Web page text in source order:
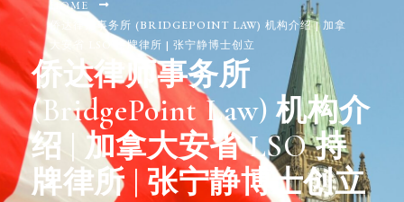
HOME
侨达律师事务所 (BRIDGEPOINT LAW) 机构介绍 | 加拿
大安省 LSO 持牌律所 | 张宁静博士创立
侨达律师事务所
(BridgePoint Law) 机构介
绍 | 加拿大安省 LSO 持
牌律所 | 张宁静博士创立